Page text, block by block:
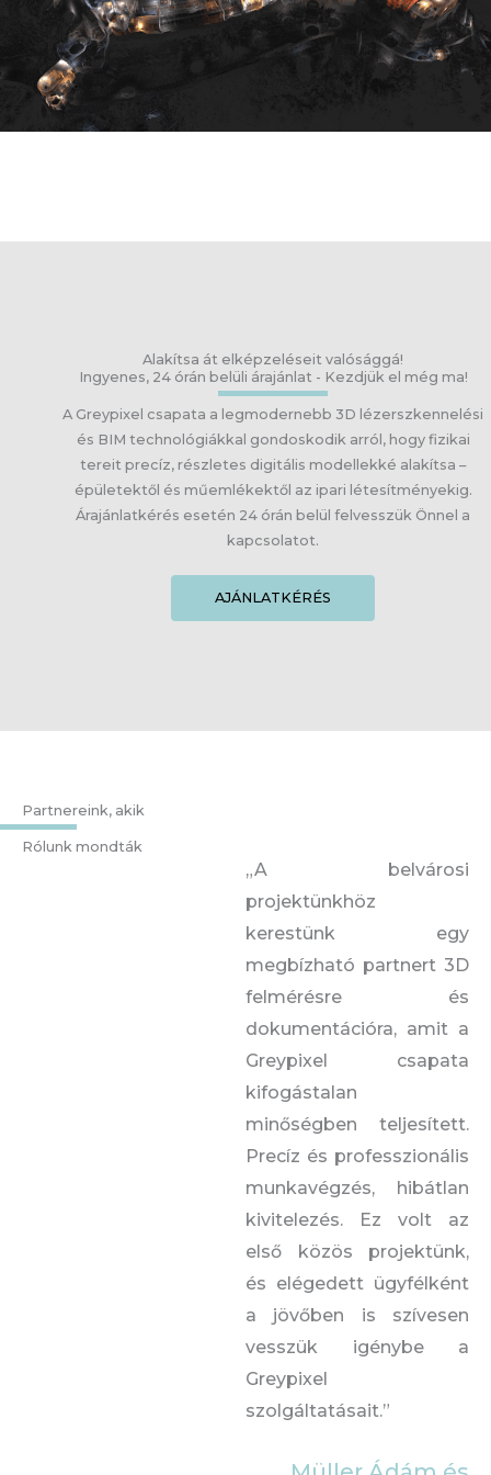
Alakítsa át elképzeléseit valósággá!
Ingyenes, 24 órán belüli árajánlat - Kezdjük el még ma!
A Greypixel csapata a legmodernebb 3D lézerszkennelési
és BIM technológiákkal gondoskodik arról, hogy fizikai
tereit precíz, részletes digitális modellekké alakítsa –
épületektől és műemlékektől az ipari létesítményekig.
Árajánlatkérés esetén 24 órán belül felvesszük Önnel a
kapcsolatot.
AJÁNLATKÉRÉS
Partnereink, akik
Rólunk mondták
„A belvárosi
projektünkhöz
kerestünk egy
megbízható partnert 3D
felmérésre és
dokumentációra, amit a
Greypixel csapata
kifogástalan
minőségben teljesített.
Precíz és professzionális
munkavégzés, hibátlan
kivitelezés. Ez volt az
első közös projektünk,
és elégedett ügyfélként
a jövőben is szívesen
vesszük igénybe a
Greypixel
szolgáltatásait.”